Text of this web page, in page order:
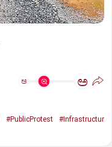
ಅ ಅ
#PublicProtest
#Infrastructur